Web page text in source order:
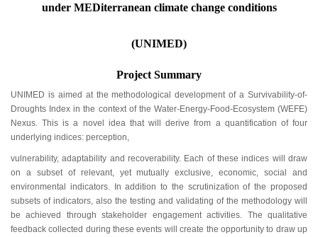
under MEDiterranean climate change conditions
(UNIMED)
Project Summary
UNIMED is aimed at the methodological development of a Survivability-of-
Droughts Index in the context of the Water-Energy-Food-Ecosystem (WEFE)
Nexus. This is a novel idea that will derive from a quantification of four
underlying indices: perception,
vulnerability, adaptability and recoverability. Each of these indices will draw
on a subset of relevant, yet mutually exclusive, economic, social and
environmental indicators. In addition to the scrutinization of the proposed
subsets of indicators, also the testing and validating of the methodology will
be achieved through stakeholder engagement activities. The qualitative
feedback collected during these events will create the opportunity to draw up